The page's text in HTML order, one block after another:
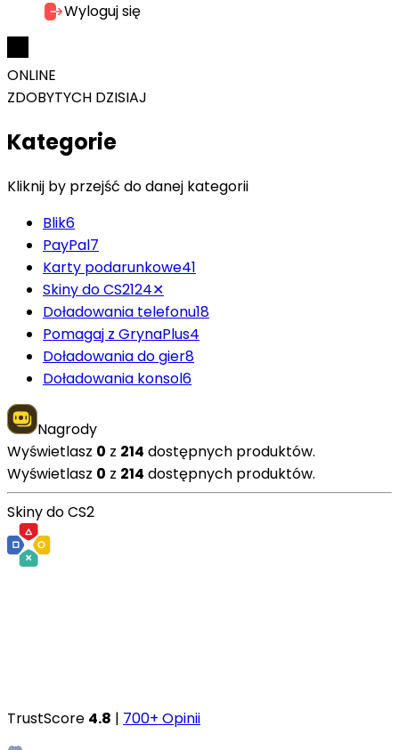
Wyloguj się
ONLINE
ZDOBYTYCH DZISIAJ
Kategorie
Kliknij by przejść do danej kategorii
Blik6
PayPal7
Karty podarunkowe41
Skiny do CS2124✕
Doładowania telefonu18
Pomagaj z GrynaPlus4
Doładowania do gier8
Doładowania konsol6
Nagrody
Wyświetlasz 0 z 214 dostępnych produktów.
Wyświetlasz 0 z 214 dostępnych produktów.
Skiny do CS2
TrustScore 4.8 | 700+ Opinii